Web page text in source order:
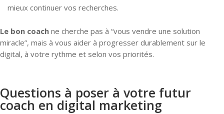
mieux continuer vos recherches.
Le bon coach ne cherche pas à “vous vendre une solution
miracle”, mais à vous aider à progresser durablement sur le
digital, à votre rythme et selon vos priorités.
Questions à poser à votre futur
coach en digital marketing